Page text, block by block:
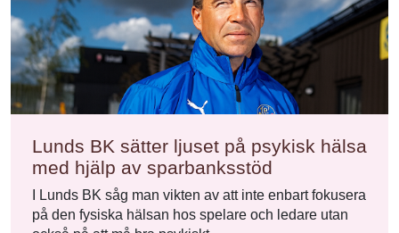
Lunds BK sätter ljuset på psykisk hälsa
med hjälp av sparbanksstöd
I Lunds BK såg man vikten av att inte enbart fokusera
på den fysiska hälsan hos spelare och ledare utan